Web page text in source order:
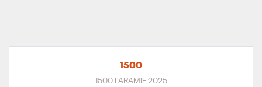
1500
1500 LARAMIE 2025